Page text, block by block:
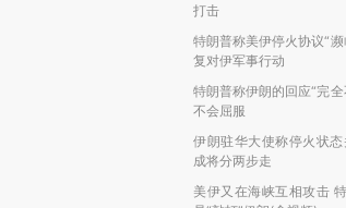
打击
特朗普称美伊停火协议“
复对伊军事行动
特朗普称伊朗的回应“完
不会屈服
伊朗驻华大使称停火状
成将分两步走
美伊又在海峡互相攻击